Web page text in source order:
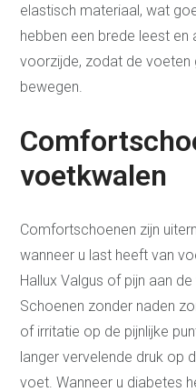
elastisch materiaal, wat
hebben een brede leest
voorzijde, zodat de
bewegen.
voetkwalen
Comfortschoenen zijn
wanneer u last heeft van
Hallux Valgus of pijn aan
Schoenen zonder naden
of irritatie op de pijnlijke
langer vervelende druk op
voet. Wanneer u diabetes